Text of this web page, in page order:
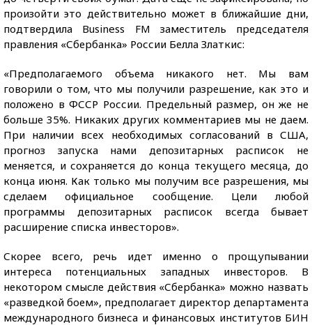
произойти это действительно может в ближайшие дни,
подтвердила Business FM заместитель председателя
правления «Сбербанка» России Белла Златкис:
«Предполагаемого объема никакого нет. Мы вам
говорили о том, что мы получили разрешение, как это и
положено в ФССР России. Предельный размер, он же не
больше 35%. Никаких других комментариев мы не даем.
При наличии всех необходимых согласований в США,
прогноз запуска нами депозитарных расписок не
меняется, и сохраняется до конца текущего месяца, до
конца июня. Как только мы получим все разрешения, мы
сделаем официальное сообщение. Цели любой
программы депозитарных расписок всегда бывает
расширение списка инвесторов».
Скорее всего, речь идет именно о прощупывании
интереса потенциальных западных инвесторов. В
некотором смысле действия «Сбербанка» можно назвать
«разведкой боем», предполагает директор департамента
международного бизнеса и финансовых институтов БИН